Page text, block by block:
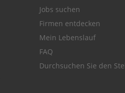
Jobs suchen
Firmen entdecken
Mein Lebenslauf
FAQ
Durchsuchen Sie den